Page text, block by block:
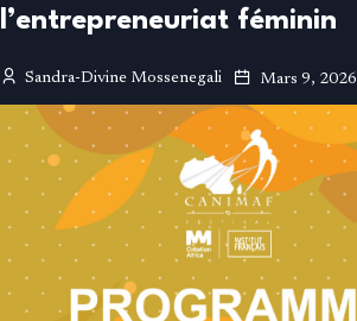
l’entrepreneuriat féminin
Sandra-Divine Mossenegali Mars 9, 2026